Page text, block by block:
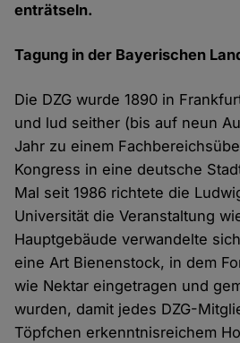
enträtseln.
Tagung in der Bayerischen
Die DZG wurde 1890 in
und lud seither (bis auf neun
Jahr zu einem
Kongress in eine deutsche
Mal seit 1986 richtete die
Universität die Veranstaltung
Hauptgebäude verwandelte
eine Art Bienenstock, in dem
wie Nektar eingetragen und
wurden, damit jedes DZG-
Töpfchen erkenntnisreichem